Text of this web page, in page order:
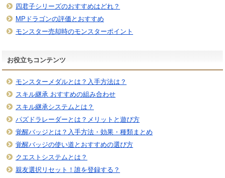
四君子シリーズのおすすめはどれ？
MPドラゴンの評価とおすすめ
モンスター売却時のモンスターポイント
お役立ちコンテンツ
モンスターメダルとは？入手方法は？
スキル継承 おすすめの組み合わせ
スキル継承システムとは？
パズドラレーダーとは？メリットと遊び方
覚醒バッジとは？入手方法・効果・種類まとめ
覚醒バッジの使い道とおすすめの選び方
クエストシステムとは？
親友選択リセット！誰を登録する？